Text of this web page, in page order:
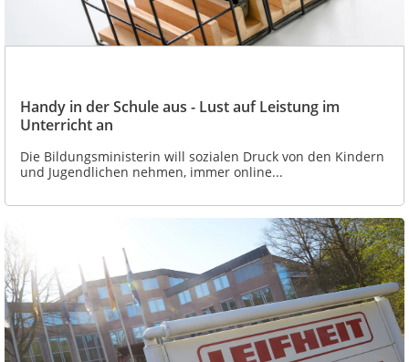
Handy in der Schule aus - Lust auf Leistung im
Unterricht an
Die Bildungsministerin will sozialen Druck von den Kindern
und Jugendlichen nehmen, immer online...